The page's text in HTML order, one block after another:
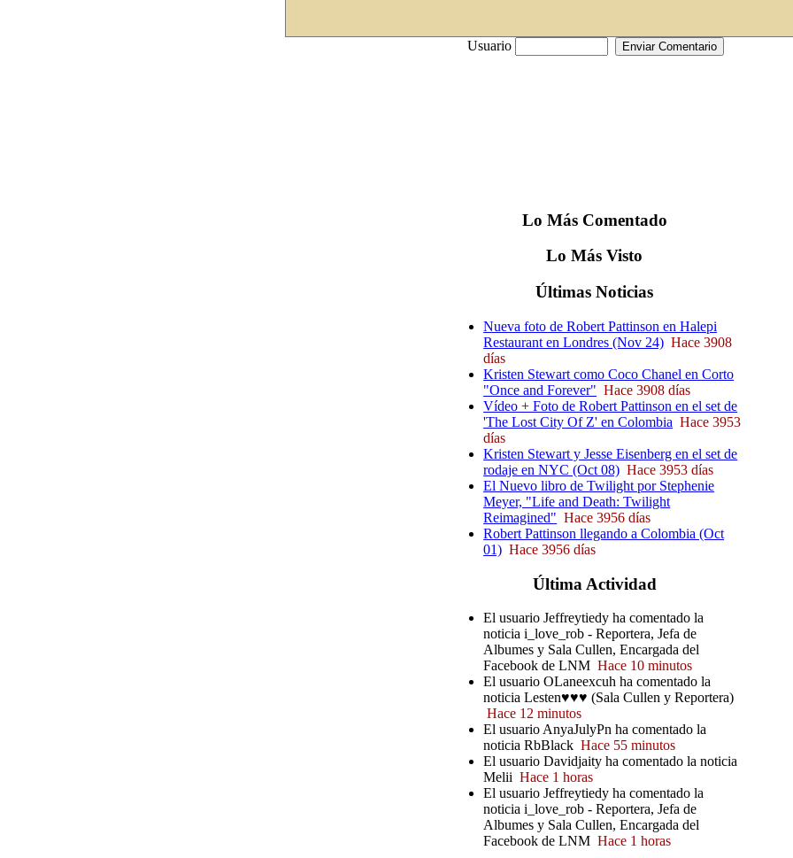
Usuario
Lo MásComentado
LoMás Visto
Últimas Noticias
Nueva foto de Robert Pattinson en Halepi
Restaurant en Londres (Nov 24) Hace 3908
días
Kristen Stewart como Coco Chanel en Corto
"Once and Forever" Hace 3908 días
Vídeo + Foto de Robert Pattinson en el set de
'The Lost City Of Z' en Colombia Hace 3953
días
Kristen Stewart y Jesse Eisenberg en el set de
rodaje en NYC (Oct 08) Hace 3953 días
El Nuevo libro de Twilight por Stephenie
Meyer, "Life and Death: Twilight
Reimagined" Hace 3956 días
Robert Pattinson llegando a Colombia (Oct
01) Hace 3956 días
Última Actividad
El usuario Jeffreytiedy ha comentado la
noticia i_love_rob - Reportera, Jefa de
Albumes y Sala Cullen, Encargada del
Facebook de LNM Hace 10 minutos
El usuario OLaneexcuh ha comentado la
noticia Lesten♥♥♥ (Sala Cullen y Reportera)
Hace 12 minutos
El usuario AnyaJulyPn ha comentado la
noticia RbBlack Hace 55 minutos
El usuario Davidjaity ha comentado la noticia
Melii Hace 1 horas
El usuario Jeffreytiedy ha comentado la
noticia i_love_rob - Reportera, Jefa de
Albumes y Sala Cullen, Encargada del
Facebook de LNM Hace 1 horas